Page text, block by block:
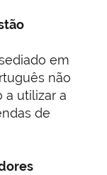
em
não
a utilizar a
de